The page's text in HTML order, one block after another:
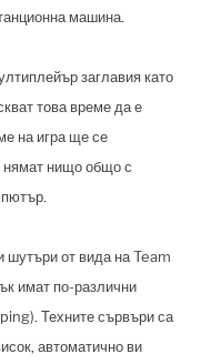
машина.
заглавия като
това време да е
на игра ще се
нямат нищо общо с
шутъри от вида на Team
имат по-различни
Техните сървъри са
автоматично ви